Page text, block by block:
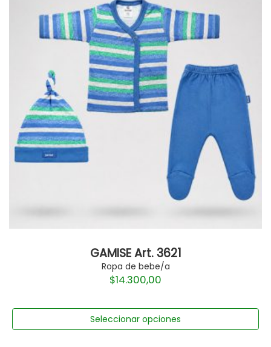
GAMISE Art. 3621
Ropa de bebe/a
$14.300,00
Seleccionar opciones